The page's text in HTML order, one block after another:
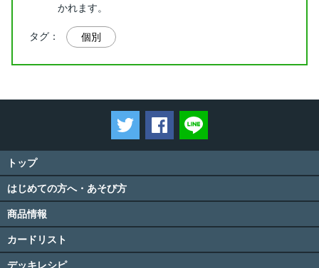
かれます。
タグ： 個別
ツイートするFacebookでシェアする
トップ
はじめての方へ・あそび方
商品情報
カードリスト
デッキレシピ